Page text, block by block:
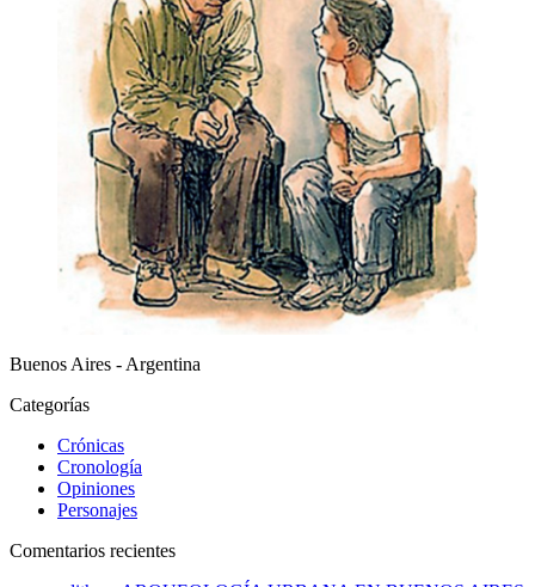
Buenos Aires - Argentina
Categorías
Crónicas
Cronología
Opiniones
Personajes
Comentarios recientes